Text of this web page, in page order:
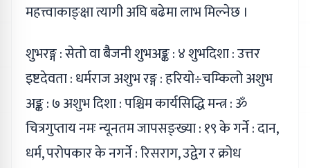
महत्त्वाकाङ्क्षा त्यागी अघि बढेमा लाभ मिल्नेछ ।
शुभरङ्ग : सेतो वा बैैजनी शुभअङ्क : ४ शुभदिशा : उत्तर
इष्टदेवता : धर्मराज अशुभ रङ्ग : हरियो÷चम्किलो अशुभ
अङ्क : ७ अशुभ दिशा : पश्चिम कार्यसिद्धि मन्त्र : ॐ
चित्रगुप्ताय नमः न्यूनतम जापसङ्ख्या : १९ के गर्ने : दान,
धर्म, परोपकार के नगर्ने : रिसराग, उद्वेग र क्रोध